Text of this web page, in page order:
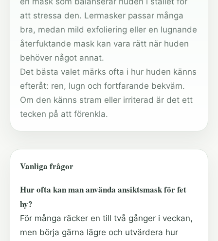
att stressa den. Lermasker passar många
bra, medan mild exfoliering eller en lugnande
återfuktande mask kan vara rätt när huden
behöver något annat.
Det bästa valet märks ofta i hur huden känns
efteråt: ren, lugn och fortfarande bekväm.
Om den känns stram eller irriterad är det ett
tecken på att förenkla.
Vanliga frågor
Hur ofta kan man använda ansiktsmask för fet
hy?
För många räcker en till två gånger i veckan,
men börja gärna lägre och utvärdera hur